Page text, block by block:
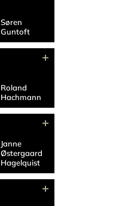
Søren
Guntoft
Roland
Hachmann
Janne
Østergaard
Hagelquist